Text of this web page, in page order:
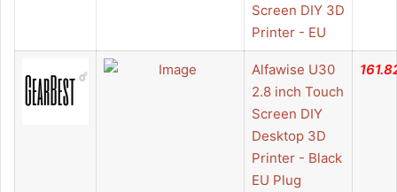
Screen DIY 3D
Printer - EU
Alfawise U30
2.8 inch Touch
Screen DIY
Desktop 3D
Printer - Black
EU Plug